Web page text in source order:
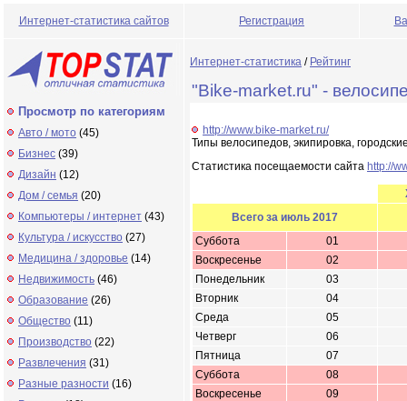
Интернет-статистика сайтов Регистрация
Просмотр по категориям
Авто / мото (45)
Бизнес (39)
Дизайн (12)
Дом / семья (20)
Компьютеры / интернет (43)
Культура / искусство (27)
Медицина / здоровье (14)
Недвижимость (46)
Образование (26)
Общество (11)
Производство (22)
Развлечения (31)
Разные разности (16)
Интернет-статистика / Рейтинг
"Bike-market.ru" -
http://www.bike-market.ru/
Типы велосипедов, экипировка,
Статистика посещаемости сайта http://
Всего за июль 2017
Суббота
01
Воскресенье
02
Понедельник
03
Вторник
04
Среда
05
Четверг
06
Пятница
07
Суббота
08
Воскресенье
09